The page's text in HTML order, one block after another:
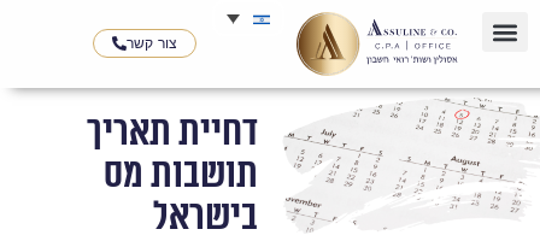
צור קשר
דחיית תאריך
תושבות מס
בישראל